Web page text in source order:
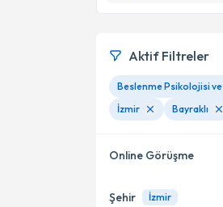
Aktif Filtreler
İzmir
Bayraklı
Online Görüşme
Online danışmanlık
Şehir İzmir